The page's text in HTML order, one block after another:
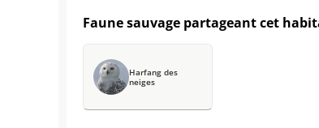
Faune sauvage partageant cet
Harfang des
neiges